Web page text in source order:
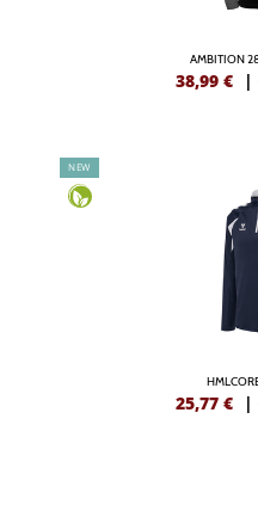
AMBITION
38,99 € |
NEW
25,77 € |